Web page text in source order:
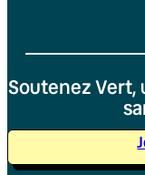
Soutenez